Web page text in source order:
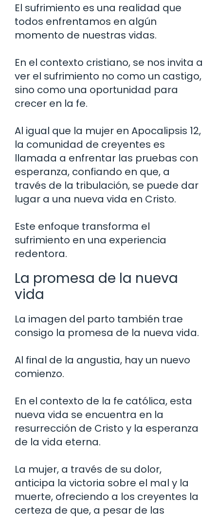
El sufrimiento es una realidad que
todos enfrentamos en algún
momento de nuestras vidas.
En el contexto cristiano, se nos invita a
ver el sufrimiento no como un castigo,
sino como una oportunidad para
crecer en la fe.
Al igual que la mujer en Apocalipsis 12,
la comunidad de creyentes es
llamada a enfrentar las pruebas con
esperanza, confiando en que, a
través de la tribulación, se puede dar
lugar a una nueva vida en Cristo.
Este enfoque transforma el
sufrimiento en una experiencia
redentora.
La promesa de la nueva
vida
La imagen del parto también trae
consigo la promesa de la nueva vida.
Al final de la angustia, hay un nuevo
comienzo.
En el contexto de la fe católica, esta
nueva vida se encuentra en la
resurrección de Cristo y la esperanza
de la vida eterna.
La mujer, a través de su dolor,
anticipa la victoria sobre el mal y la
muerte, ofreciendo a los creyentes la
certeza de que, a pesar de las